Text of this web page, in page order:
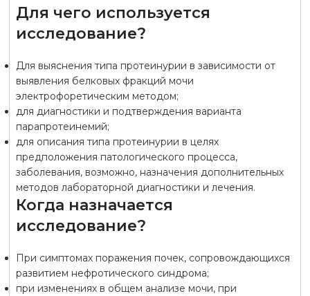
Для чего используется
исследование?
Для выяснения типа протеинурии в зависимости от
выявления белковых фракций мочи
электрофоретическим методом;
для диагностики и подтверждения варианта
парапротеинемий;
для описания типа протеинурии в целях
предположения патологического процесса,
заболевания, возможно, назначения дополнительных
методов лабораторной диагностики и лечения.
Когда назначается
исследование?
При симптомах поражения почек, сопровождающихся
развитием нефротического синдрома;
при изменениях в общем анализе мочи, при